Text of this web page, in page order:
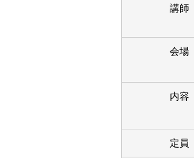
講師
会場
内容
定員